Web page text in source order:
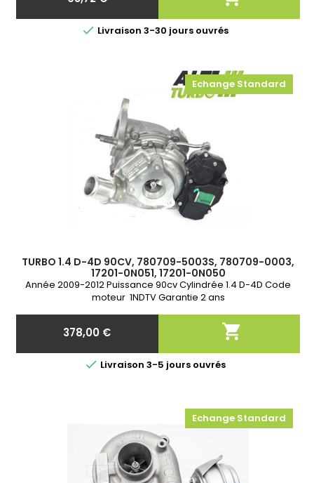
Prix
 Livraison 3-30 jours ouvrés
Echange Standard
TURBO 1.4 D-4D 90CV, 780709-5003S, 780709-0003,
17201-0N051, 17201-0N050
Année 2009-2012 Puissance 90cv Cylindrée 1.4 D-4D Code
moteur 1NDTV Garantie 2 ans
Prix
378,00 € 
 Livraison 3-5 jours ouvrés
Echange Standard